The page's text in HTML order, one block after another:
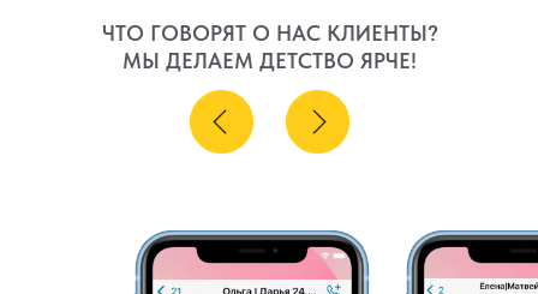
ЧТО ГОВОРЯТ О НАС КЛИЕНТЫ?
МЫ ДЕЛАЕМ ДЕТСТВО ЯРЧЕ!